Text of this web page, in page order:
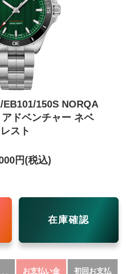
EB101/150S NORQA
ドベンチャー ネベ
レスト
円(税込)
在庫確認